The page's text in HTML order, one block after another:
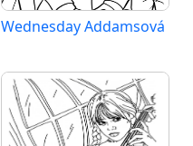
Wednesday Addamsová